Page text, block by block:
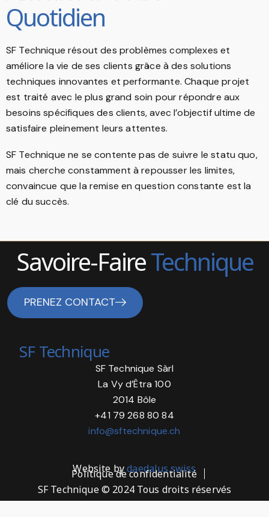
Quotidien
SF Technique résout des problèmes complexes et
améliore la vie de ses clients grâce à des solutions
techniques innovantes et performante. Chaque projet
est traité avec le plus grand soin pour répondre aux
besoins spécifiques des clients, avec l’objectif ultime de
satisfaire pleinement leurs attentes.
SF Technique ne se contente pas de suivre le statu quo,
mais cherche constamment à repousser les limites,
convaincue que la remise en question constante est la
clé du succès.
Savoire-FaireTechnique
PRENEZ CONTACT
SF Technique
SF Technique Sàrl
La Vy d’Êtra 100
2014 Bôle
+41 79 268 80 84
info@sftechnique.ch
Website bydaedalus.swiss
Politique de confidentialité
SF Technique © 2024 Tous droits réservés